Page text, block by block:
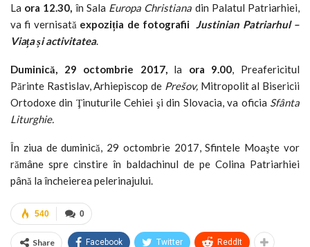
La ora 12.30, în Sala Europa Christiana din Palatul Patriarhiei,
va fi vernisată expoziția de fotografii Justinian Patriarhul –
Viațași activitatea.
Duminică, 29 octombrie 2017, la ora 9.00, Preafericitul
Părinte Rastislav, Arhiepiscop de Prešov,Mitropolit al Bisericii
Ortodoxe din Ţinuturile Cehiei şi din Slovacia, va oficia Sfânta
Liturghie.
În ziua de duminică, 29 octombrie 2017, Sfintele Moaşte vor
rămâne spre cinstire în baldachinul de pe Colina Patriarhiei
până la încheierea pelerinajului.
0
540
Share Facebook Twitter ReddIt